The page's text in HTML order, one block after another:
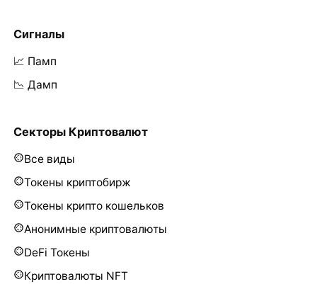
Сигналы
📈 Памп
📉 Дамп
Секторы Криптовалют
Все виды
Токены криптобирж
Токены крипто кошельков
Анонимные криптовалюты
DeFi Токены
Криптовалюты NFT